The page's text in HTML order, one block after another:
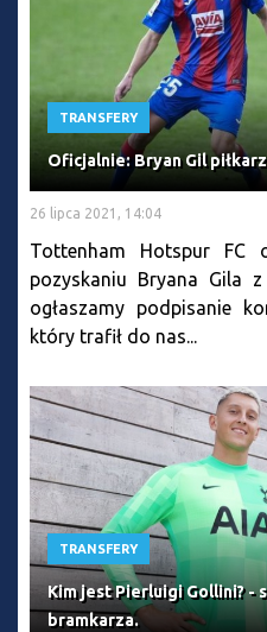
TRANSFERY
Oficjalnie: Bryan Gil
26 lipca 2021, 14:04
Tottenham Hotspur FC
pozyskaniu Bryana Gila
ogłaszamy podpisanie
który trafił do nas...
TRANSFERY
Kim jest Pierluigi Gollini? -
bramkarza.